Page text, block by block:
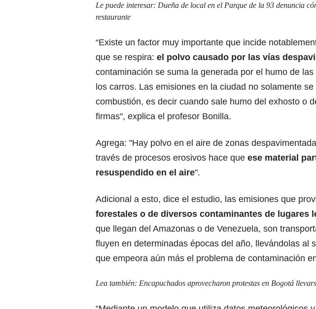
Le puede interesar: Dueña de local en el Parque de la 93 denuncia
restaurante
“Existe un factor muy importante que incide
que se respira: el polvo causado por las vías
contaminación se suma la generada por el humo de
los carros. Las emisiones en la ciudad no solamente
combustión, es decir cuando sale humo del exhosto o
firmas", explica el profesor Bonilla.
Agrega: "Hay polvo en el aire de zonas
través de procesos erosivos hace que ese material
resuspendido en el aire".
Adicional a esto, dice el estudio, las emisiones que
forestales o de diversos contaminantes de lugares
que llegan del Amazonas o de Venezuela, son
fluyen en determinadas épocas del año, llevándolas al
que empeora aún más el problema de contaminación
Lea también: Encapuchados aprovecharon protestas en Bogotá